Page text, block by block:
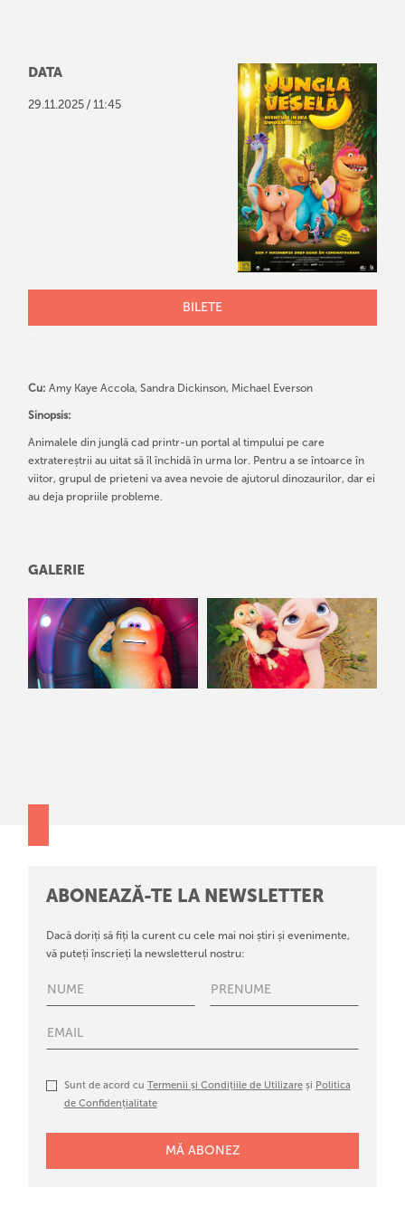
DATA
29.11 .2025 / 11:45
BILETE
Cu: Amy Kaye Accola, Sandra Dickinson, Michael Everson
Sinopsis:
Animalele din junglă cad printr-un portal al timpului pe care
extratereștrii au uitat să îl închidă în urma lor. Pentru a se întoarce în
viitor, grupul de prieteni va avea nevoie de ajutorul dinozaurilor, dar ei
au deja propriile probleme.
GALERIE
ABONEAZĂ-TE LA NEWSLETTER
Dacă doriți să fiți la curent cu cele mai noi știri și evenimente,
vă puteți înscrieți la newsletterul nostru:
Sunt de acord cu Termenii și Condițiile de Utilizareși Politica
de Confidențialitate